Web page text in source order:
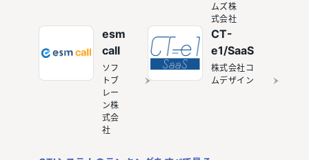
ムズ株
式会社
esm
call
ソフ
トブ
レー
ン株
式会
社
CT-
e1/SaaS
株式会社コ
ムデザイン